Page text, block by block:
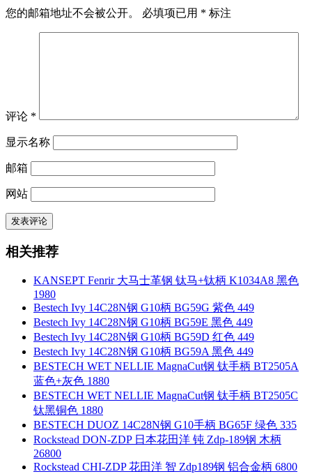
您的邮箱地址不会被公开。 必填项已用 * 标注
评论 *
显示名称
邮箱
网站
相关推荐
KANSEPT Fenrir 大马士革钢 钛马+钛柄 K1034A8 黑色
1980
Bestech Ivy 14C28N钢 G10柄 BG59G 紫色 449
Bestech Ivy 14C28N钢 G10柄 BG59E 黑色 449
Bestech Ivy 14C28N钢 G10柄 BG59D 红色 449
Bestech Ivy 14C28N钢 G10柄 BG59A 黑色 449
BESTECH WET NELLIE MagnaCut钢 钛手柄 BT2505A
蓝色+灰色 1880
BESTECH WET NELLIE MagnaCut钢 钛手柄 BT2505C
钛黑铜色 1880
BESTECH DUOZ 14C28N钢 G10手柄 BG65F 绿色 335
Rockstead DON-ZDP 日本花田洋 钝 Zdp-189钢 木柄
26800
Rockstead CHI-ZDP 花田洋 智 Zdp189钢 铝合金柄 6800